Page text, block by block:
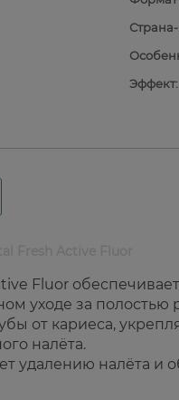
Эффект:
Fluor
уходе за полостью
от кариеса,
налёта.
удалению налёта